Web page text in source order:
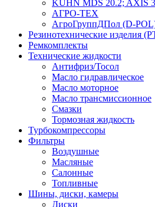
KUHN MDS 20.2; AXIS
АГРО-ТЕХ
АгроГруппДПол (D-
Резинотехнические изделия
Ремкомплекты
Технические жидкости
Антифриз/Тосол
Масло гидравлическое
Масло моторное
Масло трансмиссионное
Смазки
Тормозная жидкость
Турбокомпрессоры
Фильтры
Воздушные
Масляные
Салонные
Топливные
Шины, диски, камеры
Диски